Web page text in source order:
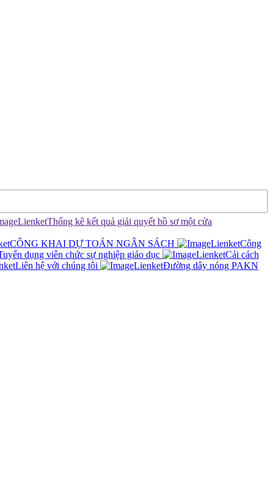
Thống kê kết quả giải quyết hồ sơ một cửa
CÔNG KHAI DỰ TOÁN NGÂN SÁCH
Công
dụng viên chức sự nghiệp giáo dục
Cải cách
Liên hệ với chúng tôi
Đường dây nóng PAKN